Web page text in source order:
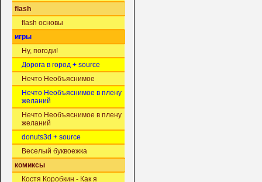
flash
flash основы
игры
Ну, погоди!
Дорога в город + source
Нечто Необъяснимое
Нечто Необъяснимое в плену
желаний
Нечто Необъяснимое в плену
желаний
donuts3d + source
Веселый буквоежка
комиксы
Костя Коробкин - Как я